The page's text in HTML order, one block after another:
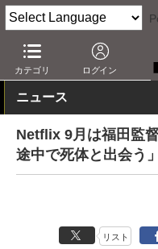
カテゴリ ログイン
AV Watch コンテンツ・サ
ニュース
Netflix 9月は福田監
途中で死体と出会う
リスト